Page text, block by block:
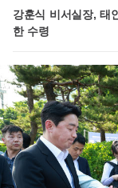
강훈식 비서실장, 태
한 수령